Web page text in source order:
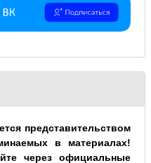
представительством
в материалах!
через официальные